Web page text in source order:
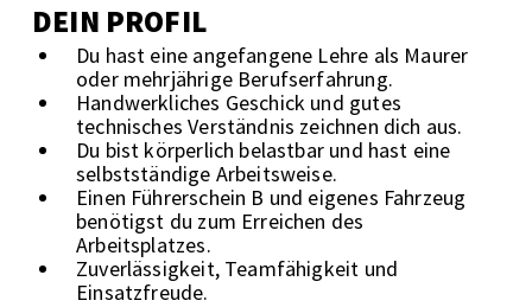
DEIN PROFIL
Du hast eine angefangene Lehre als Maurer
oder mehrjährige Berufserfahrung.
Handwerkliches Geschick und gutes
technisches Verständnis zeichnen dich aus.
Du bist körperlich belastbar und hast eine
selbstständige Arbeitsweise.
Einen Führerschein B und eigenes Fahrzeug
benötigst du zum Erreichen des
Arbeitsplatzes.
Zuverlässigkeit, Teamfähigkeit und
Einsatzfreude.